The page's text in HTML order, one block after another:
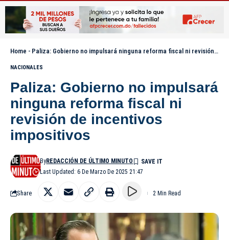
Home - Paliza: Gobierno no impulsará ninguna reforma fiscal ni revisión de incentivos impositivos
NACIONALES
Paliza: Gobierno no impulsará
ninguna reforma fiscal ni
revisión de incentivos
impositivos
Last Updated: 6 De Marzo De 2025 21:47
ByREDACCIÓN DE ÚLTIMO MINUTO
Share 2 Min Read